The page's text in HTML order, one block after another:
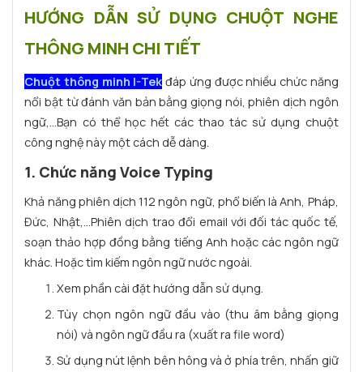
HƯỚNG DẪN SỬ DỤNG CHUỘT NGHE
THÔNG MINH CHI TIẾT
Chuột thông minh I-Tek đáp ứng được nhiều chức năng
nổi bật từ đánh văn bản bằng giọng nói, phiên dịch ngôn
ngữ,...Bạn có thể học hết các thao tác sử dụng chuột
công nghệ này một cách dễ dàng.
1. Chức năng Voice Typing
Khả năng phiên dịch 112 ngôn ngữ, phổ biến là Anh, Pháp,
Đức, Nhật,...Phiên dịch trao đổi email với đối tác quốc tế,
soạn thảo hợp đồng bằng tiếng Anh hoặc các ngôn ngữ
khác. Hoặc tìm kiếm ngôn ngữ nước ngoài.
Xem phần cài đặt hướng dẫn sử dụng.
Tùy chọn ngôn ngữ đầu vào (thu âm bằng giọng
nói) và ngôn ngữ đầu ra (xuất ra file word)
Sử dụng nút lệnh bên hông và ở phía trên, nhấn giữ